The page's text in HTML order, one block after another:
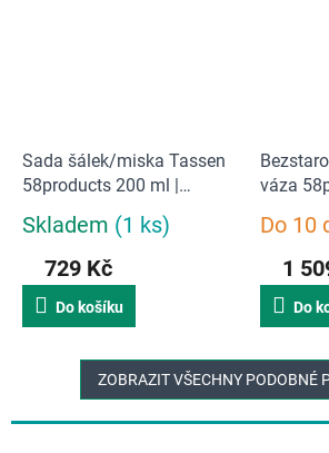
Sada šálek/miska Tassen
58products 200 ml |
Líbající a smějící
Průměrné
produktu
5,0
Skladem (1 ks)
729 Kč
Do košíku
váza
Průměrné
produktu
5,0
Do 10
1
Do
ZOBRAZIT VŠECHNY PODOBNÉ